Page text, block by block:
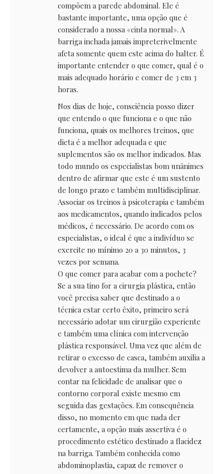
compõem a parede abdominal. Ele é
bastante importante, uma opção que é
considerado a nossa «cinta normal». A
barriga inchada jamais impreterivelmente
afeta somente quem este acima do halter. É
importante entender o que comer, qual é o
mais adequado horário e comer de 3 em 3
horas.
Nos dias de hoje, consciência posso dizer
que entendo o que funciona e o que não
funciona, quais os melhores treinos, que
dieta é a melhor adequada e que
suplementos são os melhor indicados. Mas
todo mundo os especialistas bom unânimes
dentro de afirmar que este é um sustento
de longo prazo e também multidisciplinar.
Associar os treinos à psicoterapia e também
aos medicamentos, quando indicados pelos
médicos, é necessário. De acordo com os
especialistas, o ideal é que a indivíduo se
exercite no mínimo 20 a 30 minutos, 3
vezes por semana.
O que comer para acabar com a pochete?
Se a sua tino for a cirurgia plástica, então
você precisa saber que destinado a o
técnica estar certo êxito, primeiro será
necessário adotar um cirurgião experiente
e também uma clínica com intervenção
plástica responsável. Uma vez que além de
retirar o excesso de casca, também auxilia a
devolver a autoestima da mulher. Sem
contar na felicidade de analisar que o
contorno corporal existe mesmo em
seguida das gestações. Em consequência
disso, no momento em que nada der
certamente, a opção mais assertiva é o
procedimento estético destinado a flacidez
na barriga. Também conhecida como
abdominoplastia, capaz de remover o